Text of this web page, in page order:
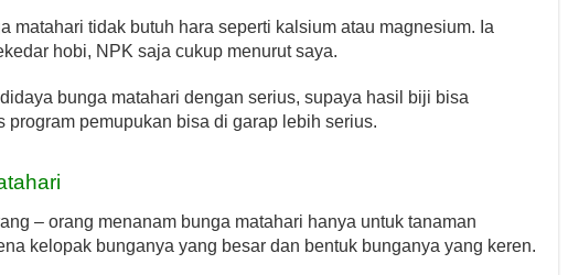
matahari tidak butuh hara seperti kalsium atau magnesium. Ia
hobi, NPK saja cukup menurut saya.
bunga matahari dengan serius, supaya hasil biji bisa
program pemupukan bisa di garap lebih serius.
– orang menanam bunga matahari hanya untuk tanaman
kelopak bunganya yang besar dan bentuk bunganya yang keren.